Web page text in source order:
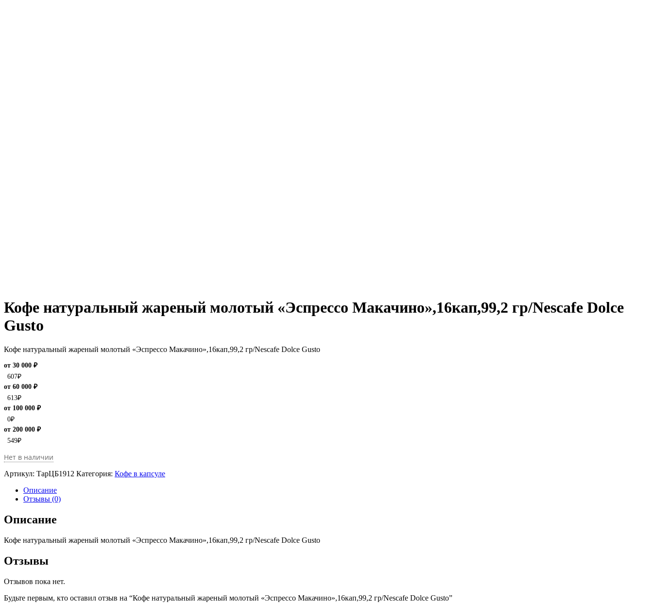
Кофе натуральный жареный молотый «Эспрессо Макачино»,16кап,99,2 гр/Nescafe Dolce
Gusto
Кофе натуральный жареный молотый «Эспрессо Макачино»,16кап,99,2 гр/Nescafe Dolce Gusto
от 30 000 ₽
607₽
от 60 000 ₽
613₽
от 100 000 ₽
0₽
от 200 000 ₽
549₽
Нет в наличии
Артикул: ТарЦБ1912 Категория: Кофе в капсуле
Описание
Отзывы (0)
Описание
Кофе натуральный жареный молотый «Эспрессо Макачино»,16кап,99,2 гр/Nescafe Dolce Gusto
Отзывы
Отзывов пока нет.
Будьте первым, кто оставил отзыв на “Кофе натуральный жареный молотый «Эспрессо Макачино»,16кап,99,2 гр/Nescafe Dolce Gusto”